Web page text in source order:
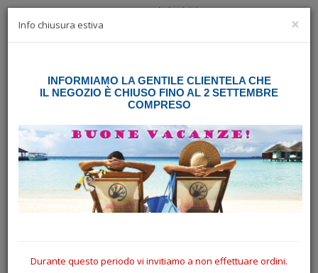
☰
BENVENUTO
benvenuto nel nostro negozio di disegni adesivi dove
ora potrai anche creare le tue grafiche personalizzate!
Oltre ai tanti disegni suddivisi per categorie potrai selezionare molti
articoli personalizzabili grazie al nostro configuratore.
×
Info chiusura estiva
INFORMIAMO LA GENTILE CLIENTELA CHE
IL NEGOZIO È CHIUSO FINO AL 2 SETTEMBRE
COMPRESO
Durante questo periodo vi invitiamo a non effettuare ordini.